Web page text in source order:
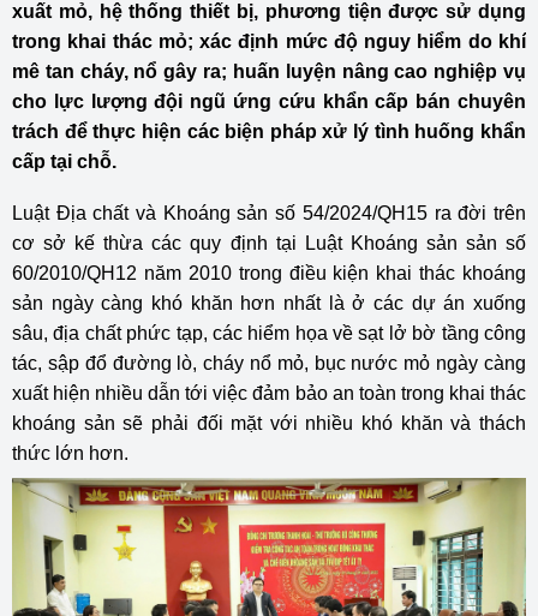
xuất mỏ, hệ thống thiết bị, phương tiện được sử dụng
trong khai thác mỏ; xác định mức độ nguy hiểm do khí
mê tan cháy, nổ gây ra; huấn luyện nâng cao nghiệp vụ
cho lực lượng đội ngũ ứng cứu khẩn cấp bán chuyên
trách để thực hiện các biện pháp xử lý tình huống khẩn
cấp tại chỗ.
Luật Địa chất và Khoáng sản số 54/2024/QH15 ra đời trên
cơ sở kế thừa các quy định tại Luật Khoáng sản sản số
60/2010/QH12 năm 2010 trong điều kiện khai thác khoáng
sản ngày càng khó khăn hơn nhất là ở các dự án xuống
sâu, địa chất phức tạp, các hiểm họa về sạt lở bờ tầng công
tác, sập đổ đường lò, cháy nổ mỏ, bục nước mỏ ngày càng
xuất hiện nhiều dẫn tới việc đảm bảo an toàn trong khai thác
khoáng sản sẽ phải đối mặt với nhiều khó khăn và thách
thức lớn hơn.